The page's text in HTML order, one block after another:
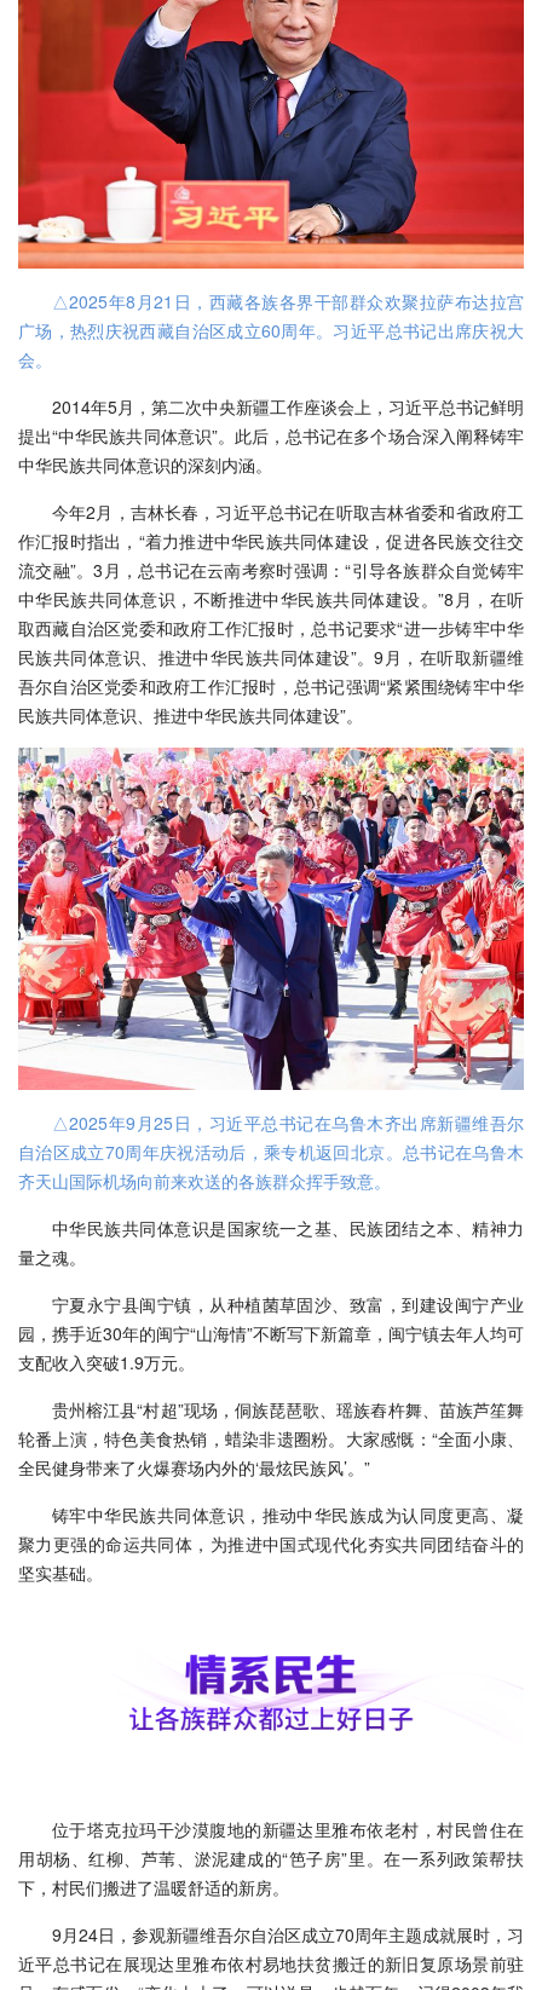
△2025年8月21日，西藏各族各界干部群众欢聚拉萨布达拉宫
广场，热烈庆祝西藏自治区成立60周年。习近平总书记出席庆祝大
会。
2014年5月，第二次中央新疆工作座谈会上，习近平总书记鲜明
提出“中华民族共同体意识”。此后，总书记在多个场合深入阐释铸牢
中华民族共同体意识的深刻内涵。
今年2月，吉林长春，习近平总书记在听取吉林省委和省政府工
作汇报时指出，“着力推进中华民族共同体建设，促进各民族交往交
流交融”。3月，总书记在云南考察时强调：“引导各族群众自觉铸牢
中华民族共同体意识，不断推进中华民族共同体建设。”8月，在听
取西藏自治区党委和政府工作汇报时，总书记要求“进一步铸牢中华
民族共同体意识、推进中华民族共同体建设”。9月，在听取新疆维
吾尔自治区党委和政府工作汇报时，总书记强调“紧紧围绕铸牢中华
民族共同体意识、推进中华民族共同体建设”。
△2025年9月25日，习近平总书记在乌鲁木齐出席新疆维吾尔
自治区成立70周年庆祝活动后，乘专机返回北京。总书记在乌鲁木
齐天山国际机场向前来欢送的各族群众挥手致意。
中华民族共同体意识是国家统一之基、民族团结之本、精神力
量之魂。
宁夏永宁县闽宁镇，从种植菌草固沙、致富，到建设闽宁产业
园，携手近30年的闽宁“山海情”不断写下新篇章，闽宁镇去年人均可
支配收入突破1.9万元。
贵州榕江县“村超”现场，侗族琵琶歌、瑶族舂杵舞、苗族芦笙舞
轮番上演，特色美食热销，蜡染非遗圈粉。大家感慨：“全面小康、
全民健身带来了火爆赛场内外的‘最炫民族风’。”
铸牢中华民族共同体意识，推动中华民族成为认同度更高、凝
聚力更强的命运共同体，为推进中国式现代化夯实共同团结奋斗的
坚实基础。
位于塔克拉玛干沙漠腹地的新疆达里雅布依老村，村民曾住在
用胡杨、红柳、芦苇、淤泥建成的“笆子房”里。在一系列政策帮扶
下，村民们搬进了温暖舒适的新房。
9月24日，参观新疆维吾尔自治区成立70周年主题成就展时，习
近平总书记在展现达里雅布依村易地扶贫搬迁的新旧复原场景前驻